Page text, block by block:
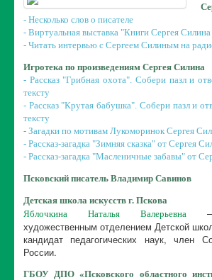
- Несколько слов о писателе
- Виртуальная выставка "Книги Сергея Силина
- Читать интервью с Сергеем Силиным на
Игротека по произведениям Сергея Силина
- Рассказ "Грибная охота". Собери пазл и
тексту
- Рассказ "Крутая бабушка". Собери пазл и
тексту
- Загадки по мотивам Лукоморинок Сергея
- Рассказ-загадка "Зимняя сказка" от Сергея
- Рассказ-загадка "Масленичные забавы" от
Псковский писатель Владимир Савинов
Детская школа искусств г. Пскова
Яблочкина Наталья Валерьевна
художественным отделением Детской
кандидат педагогических наук, член
России.
ГБОУ ДПО «Псковского областного